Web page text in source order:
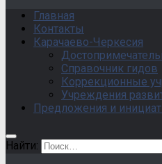
Главная
Контакты
Карачаево-Черкесия
Справочник гидов
Коррекционные
Учреждения
Предложения и
Найти: